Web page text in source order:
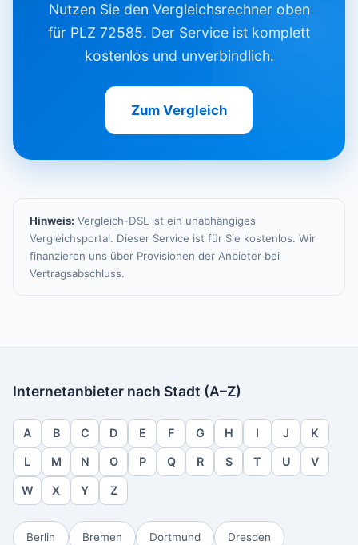
Nutzen Sie den Vergleichsrechner oben
für PLZ 72585. Der Service ist komplett
kostenlos und unverbindlich.
Zum Vergleich
Hinweis: Vergleich-DSL ist ein unabhängiges
Vergleichsportal. Dieser Service ist für Sie kostenlos. Wir
finanzieren uns über Provisionen der Anbieter bei
Vertragsabschluss.
Internetanbieter nach Stadt (A–Z)
A B C D E F G H I J K
L M N O P Q R S T U V
W X Y Z
Berlin Bremen Dortmund Dresden